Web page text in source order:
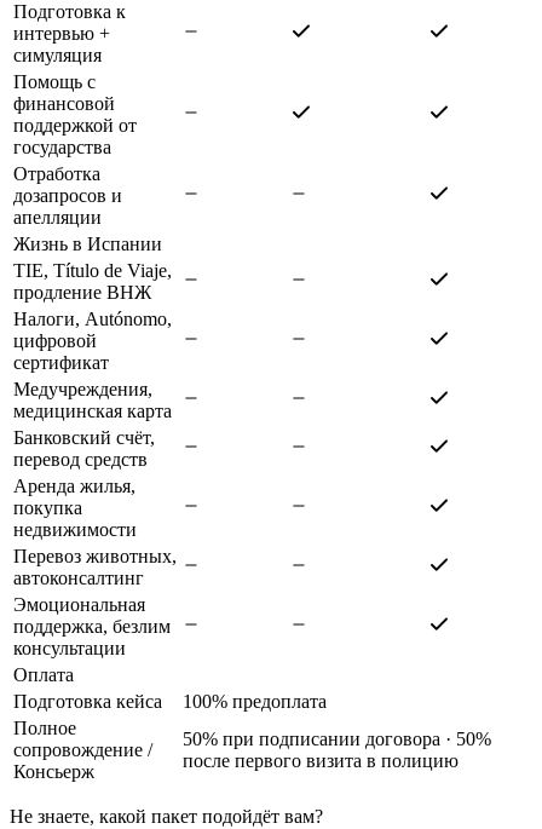
Подготовка к
интервью +
симуляция
Помощь с
финансовой
поддержкой от
государства
Отработка
дозапросов и
апелляции
Жизнь в Испании
TIE, Título de Viaje,
продление ВНЖ
Налоги, Autónomo,
цифровой
сертификат
Медучреждения,
медицинская карта
Банковский счёт,
перевод средств
Аренда жилья,
покупка
недвижимости
Перевоз животных,
автоконсалтинг
Эмоциональная
поддержка, безлим
консультации
Оплата
Подготовка кейса
100% предоплата
Полное
сопровождение /
Консьерж
50% при подписании договора · 50%
после первого визита в полицию
Не знаете, какой пакет подойдёт вам?